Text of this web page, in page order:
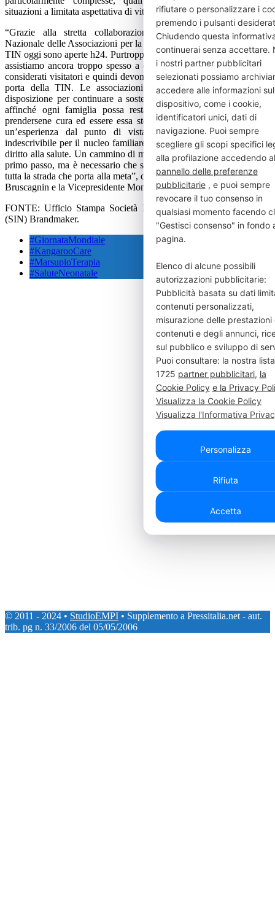
situazioni a limitata aspettativa di vita”.
“Grazie alla stretta collaborazione tra Vivere Coordinamento
Nazionale delle Associazioni per la Neonatologia ETS e SIN, molte
TIN oggi sono aperte h24. Purtroppo, come associazione di genitori,
assistiamo ancora troppo spesso a casi in cui mamma e papà sono
considerati visitatori e quindi devono attenersi all’orario affisso sulla
porta della TIN. Le associazioni locali e Vivere ETS sono a
disposizione per continuare a sostenere il cambiamento necessario
affinché ogni famiglia possa restare vicino al proprio neonato,
prendersene cura ed essere essa stessa cura. La Kangaroo Care è
un’esperienza dal punto di vista sensoriale e della relazione
indescrivibile per il nucleo familiare. È una questione di equità e di
diritto alla salute. Un cammino di molte miglia inizia sempre con un
primo passo, ma è necessario che seguano altri passi per percorrere
tutta la strada che porta alla meta”, concludono la Presidente Martina
Bruscagnin e la Vicepresidente Monica Ceccatelli di Vivere ETS.
FONTE: Ufficio Stampa Società Italiana di Neonatologia – ETS
(SIN) Brandmaker.
#GiornataMondiale
#KangarooCare
#MarsupioTerapia
#SaluteNeonatale
© 2011 - 2024 • StudioEMPI • Supplemento a Pressitalia.net - aut.
trib. pg n. 33/2006 del 05/05/2006
rifiutare o personalizzare i
premendo i pulsanti
Chiudendo questa
continuerai senza accettare.
i nostri partner pubblicitari
selezionati possiamo
accedere alle informazioni
dispositivo, come i cookie,
identificatori unici, dati di
navigazione. Puoi sempre
scegliere gli scopi specifici
alla profilazione accedendo al
pannello delle preferenze
pubblicitarie, e puoi sempre
revocare il tuo consenso in
qualsiasi momento facendo
"Gestisci consenso" in fondo
pagina.
Elenco di alcune possibili
autorizzazioni pubblicitarie:
Pubblicità basata su dati
contenuti personalizzati,
misurazione delle prestazioni
contenuti e degli annunci,
sul pubblico e sviluppo di
Puoi consultare: la nostra
1725 partner pubblicitari, la
Cookie Policy e la Privacy
Visualizza la Cookie Policy
Visualizza l'Informativa
Personalizza
Rifiuta
Accetta